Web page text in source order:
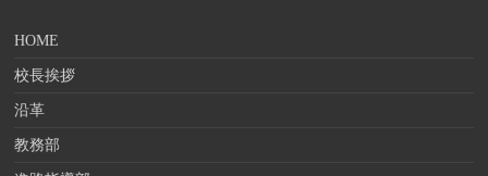
HOME
校長挨拶
沿革
教務部